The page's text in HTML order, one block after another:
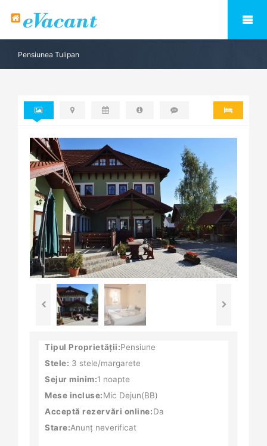
Pensiunea Tulipan
Tipul Proprietății:Pensiune
Stele: 3 stele/margarete
Sejur minim:1 noapte
Mese incluse:Mic Dejun(BB)
Acceptă rezervări online:Da
Stare:Anunț neverificat